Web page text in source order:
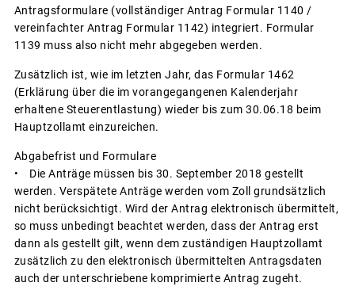
Antragsformulare (vollständiger Antrag Formular 1140 /
vereinfachter Antrag Formular 1142) integriert. Formular
1139 muss also nicht mehr abgegeben werden.
Zusätzlich ist, wie im letzten Jahr, das Formular 1462
(Erklärung über die im vorangegangenen Kalenderjahr
erhaltene Steuerentlastung) wieder bis zum 30.06.18 beim
Hauptzollamt einzureichen.
Abgabefrist und Formulare
• Die Anträge müssen bis 30. September 2018 gestellt
werden. Verspätete Anträge werden vom Zoll grundsätzlich
nicht berücksichtigt. Wird der Antrag elektronisch übermittelt,
so muss unbedingt beachtet werden, dass der Antrag erst
dann als gestellt gilt, wenn dem zuständigen Hauptzollamt
zusätzlich zu den elektronisch übermittelten Antragsdaten
auch der unterschriebene komprimierte Antrag zugeht.